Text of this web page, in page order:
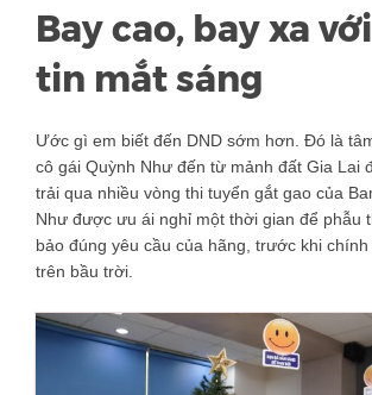
Bay cao, bay xa
tin mắt sáng
Ước gì em biết đến DND sớm hơn. Đó là
cô gái Quỳnh Như đến từ mảnh đất Gia Lai
trải qua nhiều vòng thi tuyển gắt gao của
Như được ưu ái nghỉ một thời gian để phẫu
bảo đúng yêu cầu của hãng, trước khi
trên bầu trời.